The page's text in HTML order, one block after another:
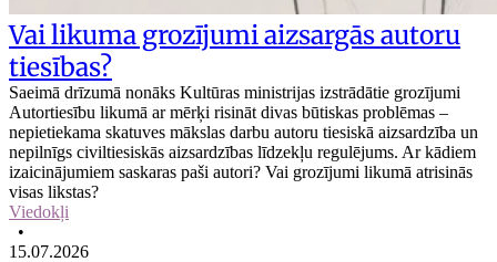
Vai likuma grozījumi aizsargās autoru
tiesības?
Saeimā drīzumā nonāks Kultūras ministrijas izstrādātie grozījumi
Autortiesību likumā ar mērķi risināt divas būtiskas problēmas –
nepietiekama skatuves mākslas darbu autoru tiesiskā aizsardzība un
nepilnīgs civiltiesiskās aizsardzības līdzekļu regulējums. Ar kādiem
izaicinājumiem saskaras paši autori? Vai grozījumi likumā atrisinās
visas likstas?
Viedokļi
•
15.07.2026